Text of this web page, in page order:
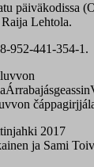
päiväkodissa
Lehtola.
952-441-354-1.
Árrabajásgeassin
2017
ja Sami